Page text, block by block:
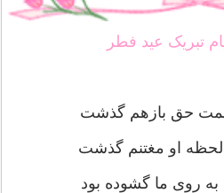
تبریک عید فطر
حق بازهم گذشت
لحظه او مغتنم گذشت
روی ما گشوده بود